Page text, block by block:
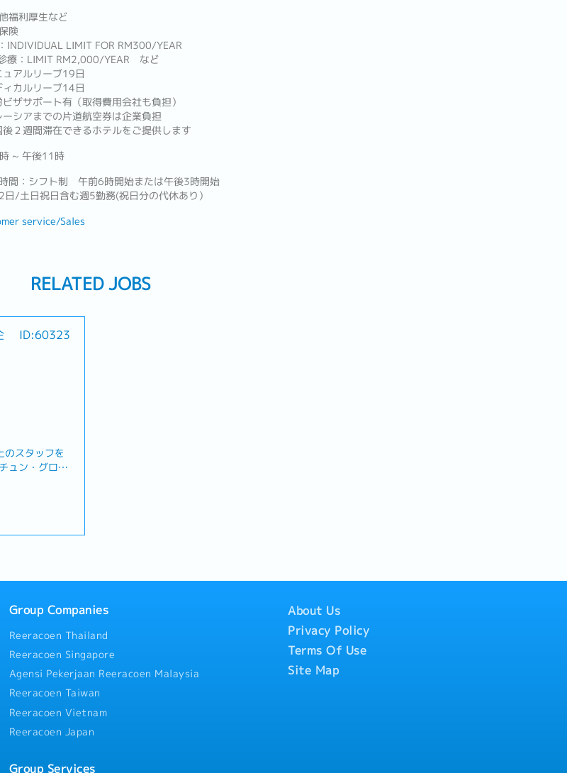
福利厚生など
険
INDIVIDUAL LIMIT FOR RM300/YEAR
療：LIMIT RM2,000/YEAR など
ュアルリーブ19日
ィカルリーブ14日
ビザサポート有（取得費用会社も負担）
ーシアまでの片道航空券は企業負担
後２週間滞在できるホテルをご提供します
~ 午後11時
間：シフト制 午前6時開始または午後3時開始
日/土日祝日含む週5勤務(祝日分の代休あり）
service/Sales
RELATED JOBS
ID:60323
スタッフを
ュン・グロー
以上のグロ
業界で多様な
顧客の IT 資
)を正しく・
アッセトマネ
容】• 顧客向
の確認、更
の更新支援•
ス確認・顧客
境で仕事が
崩れずにお仕
（無料）でホ
担
Group Companies
Reeracoen Thailand
Reeracoen Singapore
Agensi Pekerjaan Reeracoen Malaysia
Reeracoen Taiwan
Reeracoen Vietnam
Reeracoen Japan
Group Services
About Us
Privacy Policy
Terms Of Use
Site Map